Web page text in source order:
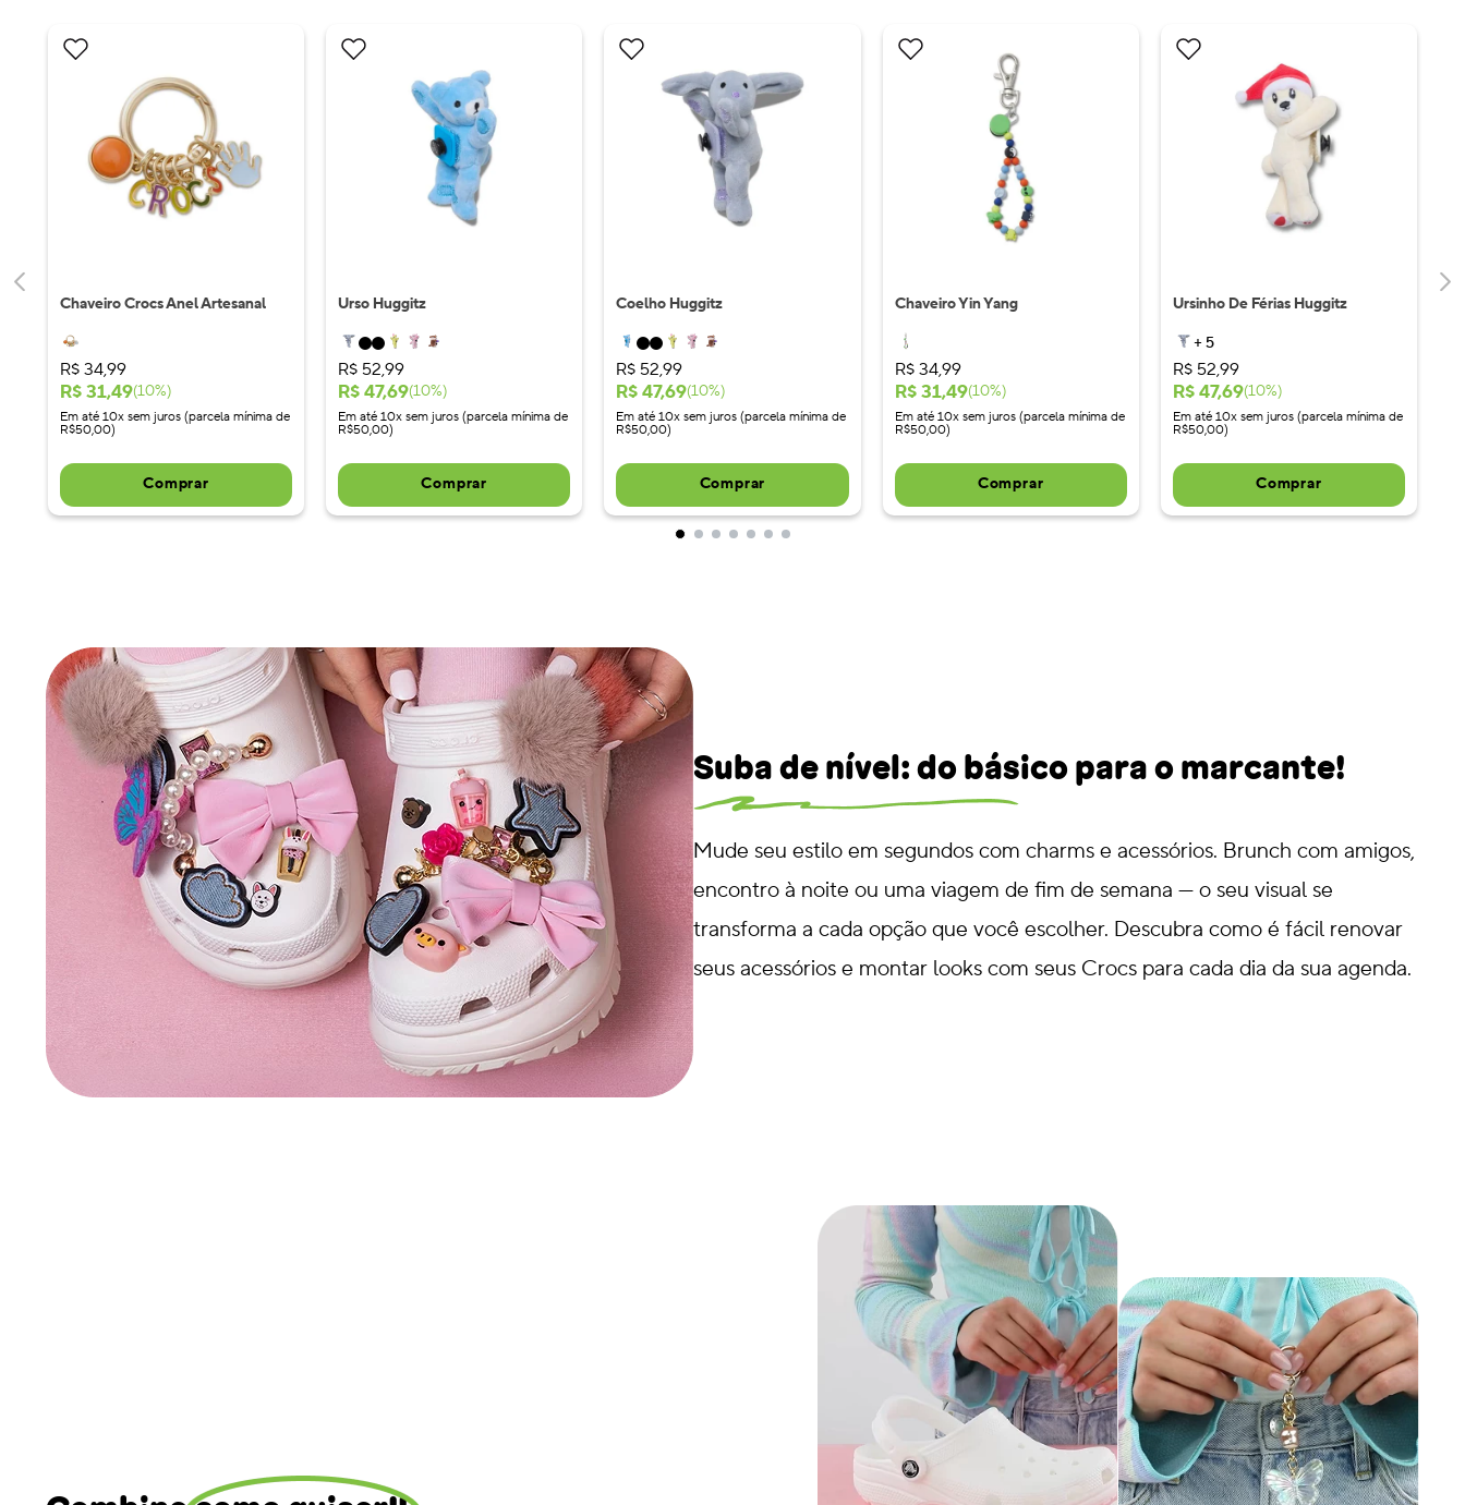
Chaveiro Crocs Anel Artesanal
R$ 34,99
R$31,49(10%)
Em até 10x sem juros (parcela mínima de
R$50,00)
Comprar
Urso Huggitz
R$ 52,99
R$47,69(10%)
Em até 10x sem juros (parcela mínima de
R$50,00)
Comprar
Coelho Huggitz
R$ 52,99
R$47,69(10%)
Em até 10x sem juros (parcela mínima de
R$50,00)
Comprar
Chaveiro Yin Yang
R$ 34,99
R$ 31,49(10%)
Em até 10x sem juros (parcela mínima de
R$50,00)
Comprar
Ursinho De Férias Huggitz
+5
R$ 52,99
R$47,69(10%)
Em até 10x sem juros (parcela mínima de
R$50,00)
Comprar
Suba de nível: do básico para o marcante!
Mude seu estilo em segundos com charms e acessórios. Brunch com amigos,
encontro à noite ou uma viagem de fim de semana — o seu visual se
transforma a cada opção que você escolher. Descubra como é fácil renovar
seus acessórios e montar looks com seus Crocs para cada dia da sua agenda.